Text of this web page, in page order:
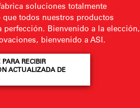
soluciones totalmente
que todos nuestros productos
Bienvenido a la elección,
bienvenido a ASI.
RECIBIR
ACTUALIZADA DE